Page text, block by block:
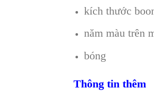
kích thước
năm màu trên
bóng
Thông tin thêm